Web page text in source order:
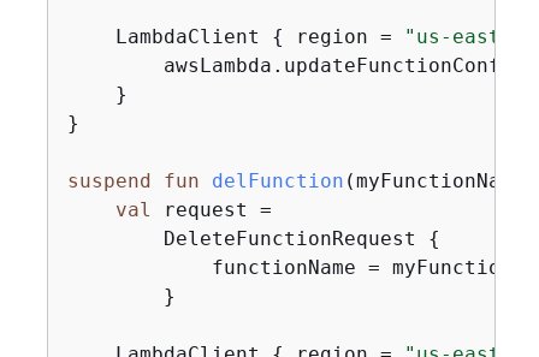
    LambdaClient
{ region = "us-east-1"
    }
}
suspend fun delFunction
val
request =
        DeleteFunctionRequest
{
functionName =
        }